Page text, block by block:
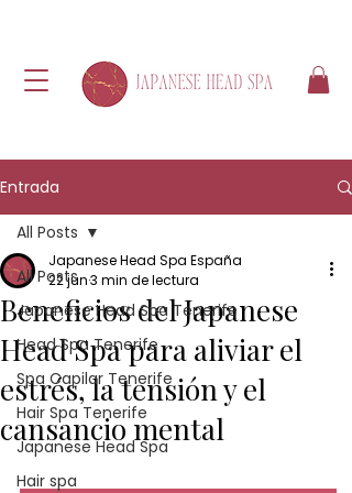
Entrada
All Posts
Japanese Head Spa Tenerife
Head Spa Tenerife
Spa Capilar Tenerife
Hair Spa Tenerife
Japanese Head Spa
Hair spa
All Posts
Beneficios del Japanese
Head Spa para aliviar el
estrés, la tensión y el
cansancio mental
Japanese Head Spa España
22 jun3 min de lectura